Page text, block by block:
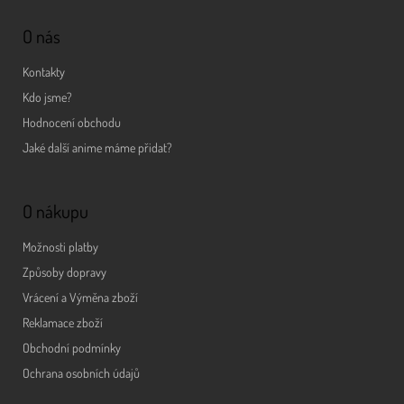
O nás
Kontakty
Kdo jsme?
Hodnocení obchodu
Jaké další anime máme přidat?
O nákupu
Možnosti platby
Způsoby dopravy
Vrácení a Výměna zboží
Reklamace zboží
Obchodní podmínky
Ochrana osobních údajů